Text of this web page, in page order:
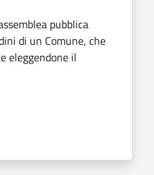
pubblica
di un Comune, che
eleggendone il